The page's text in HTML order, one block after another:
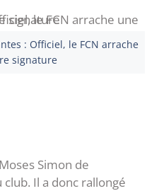
: Officiel, le FCN arrache
signature
Simon de
Il a donc rallongé